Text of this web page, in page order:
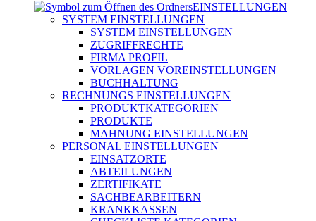
EINSTELLUNGEN
SYSTEM EINSTELLUNGEN
SYSTEM EINSTELLUNGEN
ZUGRIFFRECHTE
FIRMA PROFIL
VORLAGEN VOREINSTELLUNGEN
BUCHHALTUNG
RECHNUNGS EINSTELLUNGEN
PRODUKTKATEGORIEN
PRODUKTE
MAHNUNG EINSTELLUNGEN
PERSONAL EINSTELLUNGEN
EINSATZORTE
ABTEILUNGEN
ZERTIFIKATE
SACHBEARBEITERN
KRANKKASSEN